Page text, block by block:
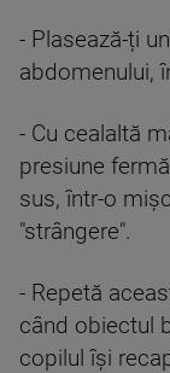
- Plasează-ți
abdomenului,
- Cu cealaltă
presiune
sus, într-o
"strângere".
- Repetă
când obiectul
copilul își